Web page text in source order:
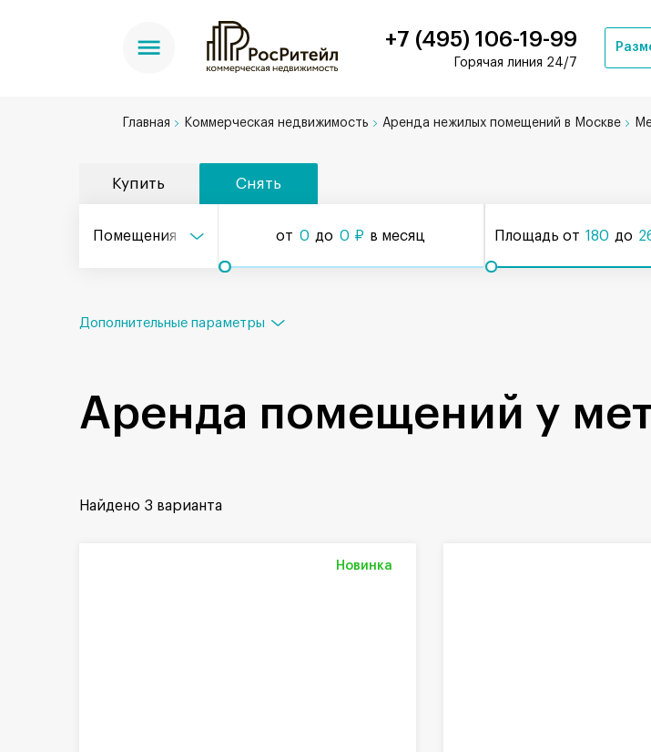
+7 (495) 106-19-99
Горячая линия 24/7
Главная Коммерческая недвижимость Аренда нежилых помещений в Москве
Купить Снять
Помещения от 0 до 0 ₽ в месяц Площадь от 180 до
Дополнительные параметры
Аренда помещений у
Найдено 3 варианта
Новинка